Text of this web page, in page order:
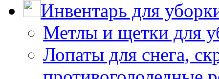
Инвентарь для
Метлы и щетки для
Лопаты для снега,